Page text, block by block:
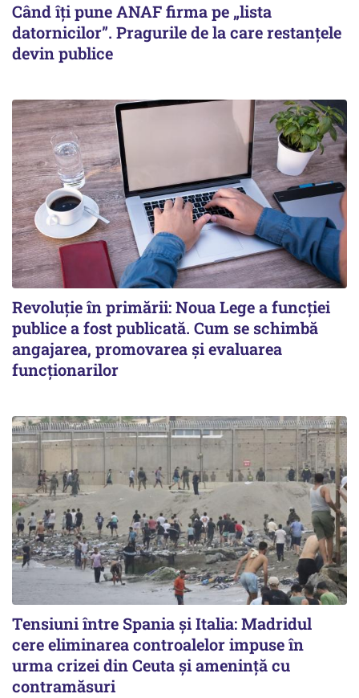
Când îți pune ANAF firma pe „lista
datornicilor”. Pragurile de la care restanțele
devin publice
Revoluție în primării: Noua Lege a funcției
publice a fost publicată. Cum se schimbă
angajarea, promovarea și evaluarea
funcționarilor
Tensiuni între Spania și Italia: Madridul
cere eliminarea controalelor impuse în
urma crizei din Ceuta și amenință cu
contramăsuri